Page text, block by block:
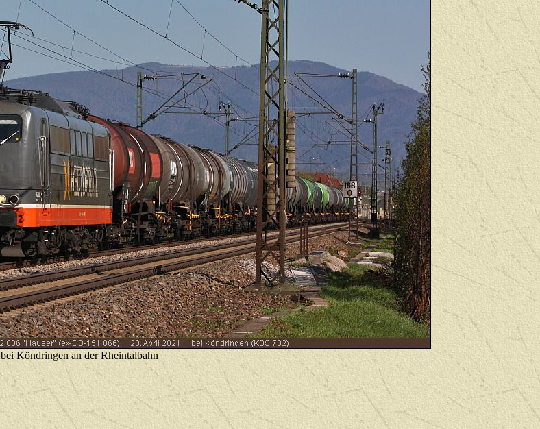
bei Köndringen an der Rheintalbahn